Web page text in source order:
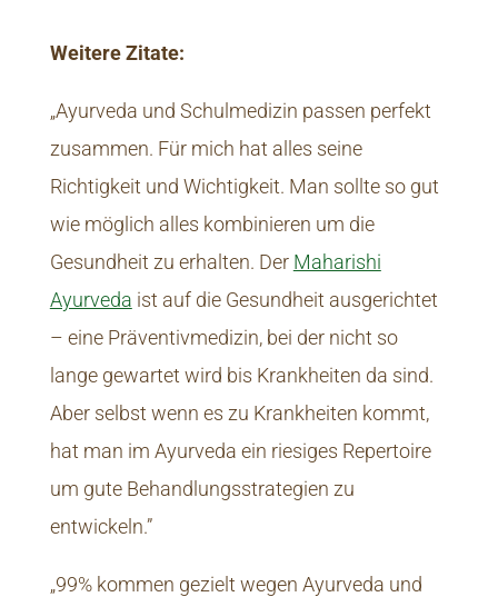
Weitere Zitate:
„Ayurveda und Schulmedizin passen perfekt
zusammen. Für mich hat alles seine
Richtigkeit und Wichtigkeit. Man sollte so gut
wie möglich alles kombinieren um die
Gesundheit zu erhalten. Der Maharishi
Ayurveda ist auf die Gesundheit ausgerichtet
– eine Präventivmedizin, bei der nicht so
lange gewartet wird bis Krankheiten da sind.
Aber selbst wenn es zu Krankheiten kommt,
hat man im Ayurveda ein riesiges Repertoire
um gute Behandlungsstrategien zu
entwickeln.”
„99% kommen gezielt wegen Ayurveda und